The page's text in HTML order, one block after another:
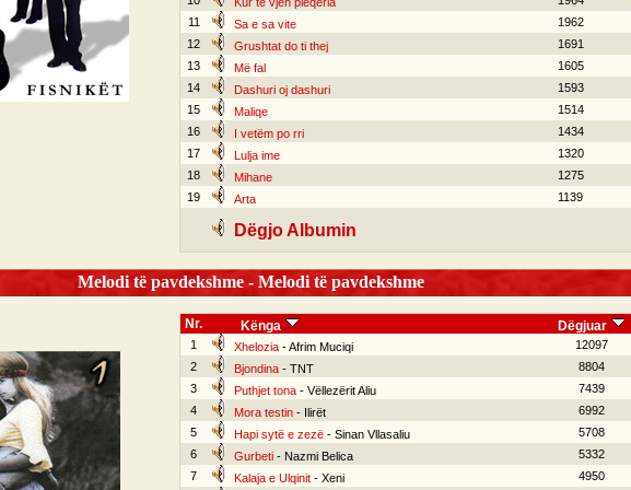
11
Sa e sa vite
1962
12
Grushtat do ti thej
1691
13
Më fal
1605
14
Dashuri oj dashuri
1593
15
Maliqe
1514
16
I vetëm po rri
1434
17
Lulja ime
1320
18
Mihane
1275
19
Arta 1139
Dëgjo Albumin
Melodi të pavdekshme - Melodi të pavdekshme
Nr. Kënga Dëgjuar
1 Xhelozia- Afrim Muciqi
12097
2
Bjondina- TNT
8804
3
Puthjet tona- Vëllezërit Aliu
7439
4
Mora testin- Ilirët
6992
5
Hapi sytë e zezë- Sinan Vllasaliu
5708
6
Gurbeti- Nazmi Belica
5332
7
Kalaja e Ulqinit- Xeni 4950